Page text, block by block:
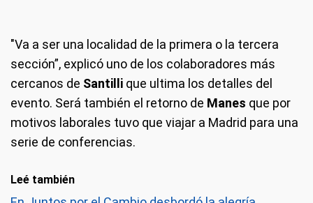
"Va a ser una localidad de la primera o la tercera
sección”, explicó uno de los colaboradores más
cercanos de Santilli que ultima los detalles del
evento. Será también el retorno de Manes que por
motivos laborales tuvo que viajar a Madrid para una
serie de conferencias.
Leé también